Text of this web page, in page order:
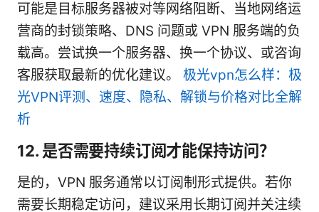
可能是目标服务器被对等网络阻断、当地网络运
营商的封锁策略、DNS 问题或 VPN 服务端的负
载高。尝试换一个服务器、换一个协议、或咨询
客服获取最新的优化建议。 极光vpn怎么样：极
光VPN评测、速度、隐私、解锁与价格对比全解
析
12. 是否需要持续订阅才能保持访问？
是的，VPN 服务通常以订阅制形式提供。若你
需要长期稳定访问，建议采用长期订阅并关注续